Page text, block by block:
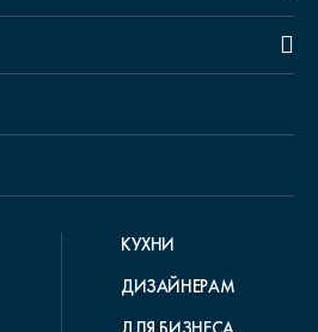
КУХНИ
ДИЗАЙНЕРАМ